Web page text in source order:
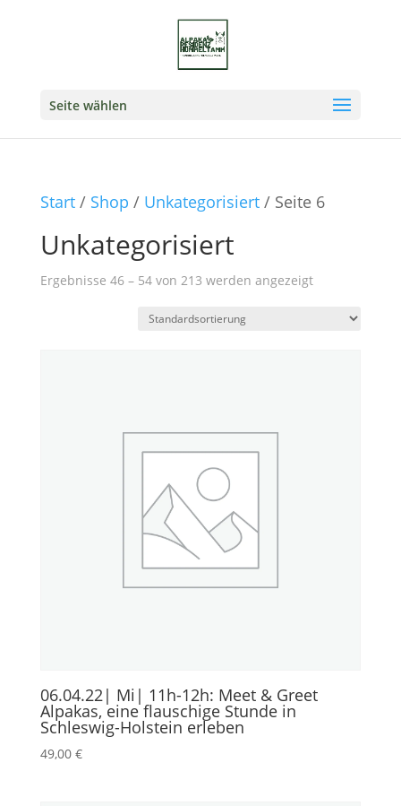
Seite wählen
Start/ Shop / Unkategorisiert/ Seite 6
Unkategorisiert
Ergebnisse 46 – 54 von 213 werden angezeigt
06.04.22| Mi| 11h-12h: Meet & Greet
Alpakas, eine flauschige Stunde in
Schleswig-Holstein erleben
49,00 €